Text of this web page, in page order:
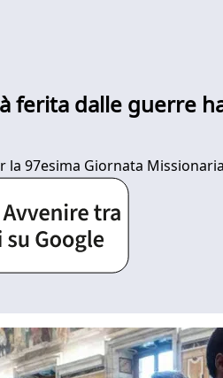
ferita dalle guerre
la 97esima Giornata